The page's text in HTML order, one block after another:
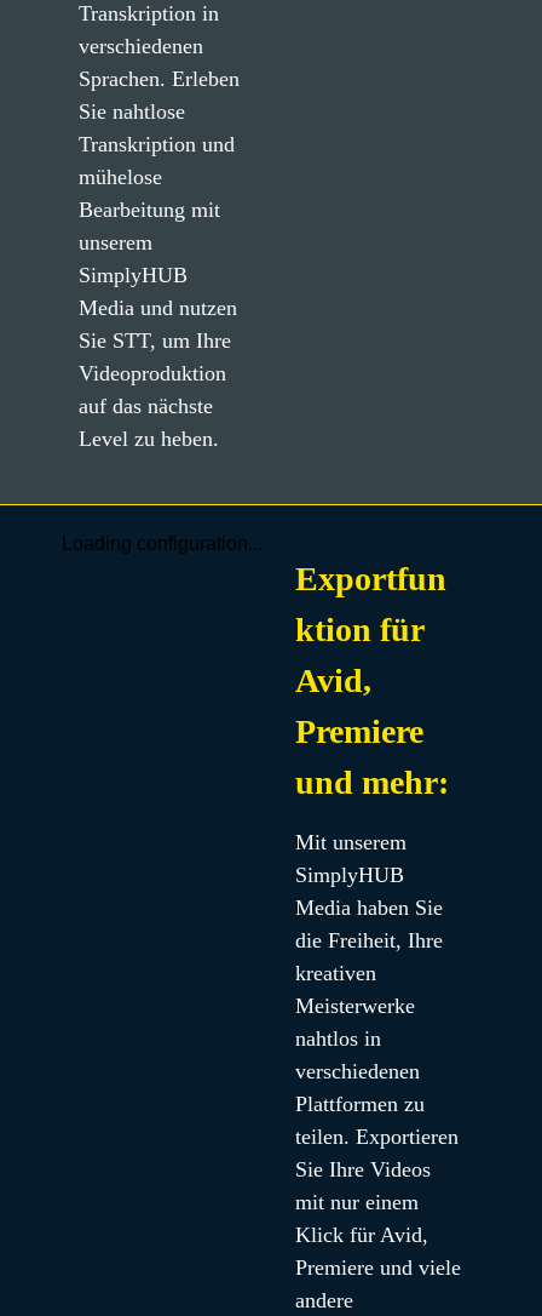
Transkription in
verschiedenen
Sprachen. Erleben
Sie nahtlose
Transkription und
mühelose
Bearbeitung mit
unserem
SimplyHUB
Media und nutzen
Sie STT, um Ihre
Videoproduktion
auf das nächste
Level zu heben.
Loading configuration...
Exportfun
ktion für
Avid,
Premiere
und mehr:
Mit unserem
SimplyHUB
Media haben Sie
die Freiheit, Ihre
kreativen
Meisterwerke
nahtlos in
verschiedenen
Plattformen zu
teilen. Exportieren
Sie Ihre Videos
mit nur einem
Klick für Avid,
Premiere und viele
andere